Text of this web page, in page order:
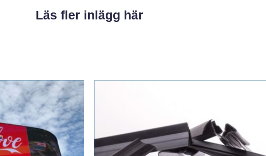
Läs fler inlägg här